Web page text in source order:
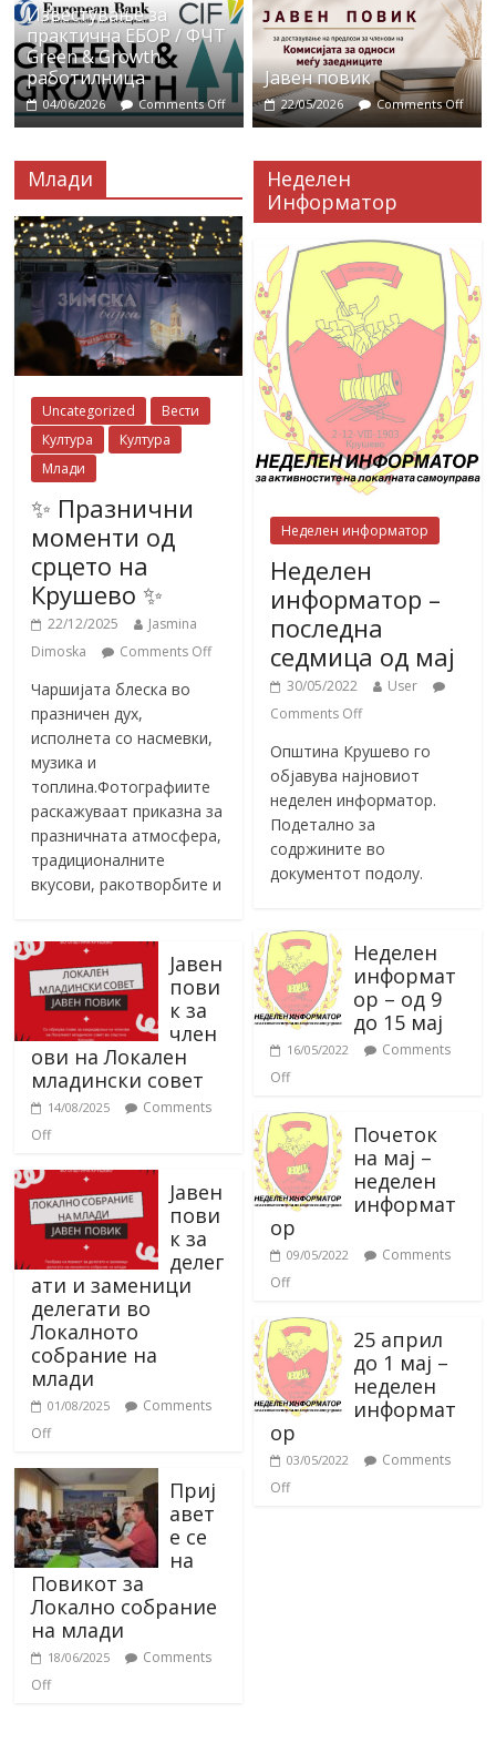
Известување за
практична ЕБОР / ФЧТ
Green & Growth
работилница
04/06/2026 Comments Off
Јавен повик
22/05/2026 Comments Off
Млади
Uncategorized
Вести
Култура
Култура
Млади
✨ Празнични
моменти од
срцето на
Крушево ✨
22/12/2025
Jasmina
Dimoska
Comments Off
Чаршијата блеска во
празничен дух,
исполнета со насмевки,
музика и
топлина.Фотографиите
раскажуваат приказна за
празничната атмосфера,
традиционалните
вкусови, ракотворбите и
Јавен
пови
к за
член
ови на Локален
младински совет
14/08/2025
Comments
Off
Јавен
пови
к за
делег
ати и заменици
делегати во
Локалното
собрание на
млади
01/08/2025
Comments
Off
Приј
авет
е се
на
Повикот за
Локално собрание
на млади
18/06/2025
Comments
Off
Неделен
Информатор
Неделен информатор
Неделен
информатор –
последна
седмица од мај
30/05/2022
User
Comments Off
Општина Крушево го
објавува најновиот
неделен информатор.
Подетално за
содржините во
документот подолу.
Неделен
информат
ор – од 9
до 15 мај
16/05/2022
Comments
Off
Почеток
на мај –
неделен
информат
ор
09/05/2022
Comments
Off
25 април
до 1 мај –
неделен
информат
ор
03/05/2022
Comments
Off